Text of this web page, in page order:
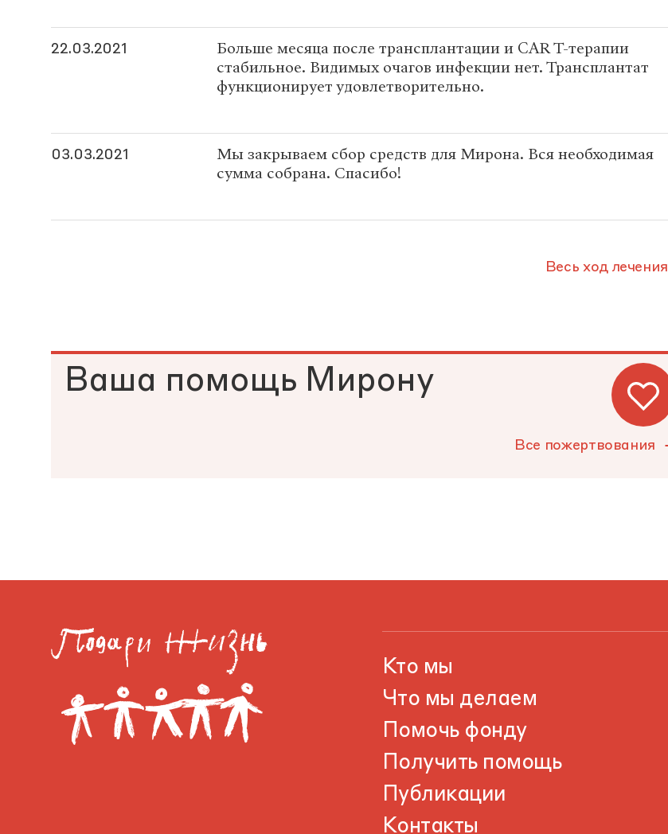
22.03.2021
Больше месяца после трансплантации и CAR T-терапии
стабильное. Видимых очагов инфекции нет. Трансплантат
функционирует удовлетворительно.
03.03.2021
Мы закрываем сбор средств для Мирона. Вся необходимая
сумма собрана. Спасибо!
Весь ход лечения
Ваша помощь Мирону
Все пожертвования
Кто мы
Что мы делаем
Помочь фонду
Получить помощь
Публикации
Контакты